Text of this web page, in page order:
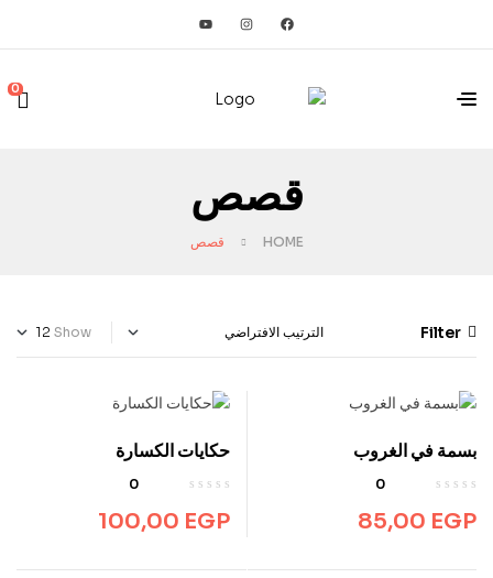
0
قصص
HOME قصص
Filter
Show
بسمة في الغروب
0
85,00 EGP
حكايات الكسارة
0
100,00 EGP